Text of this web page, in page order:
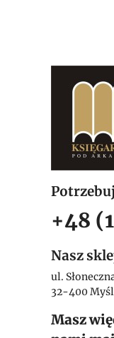
+48
Nasz
ul.
32-400
Masz